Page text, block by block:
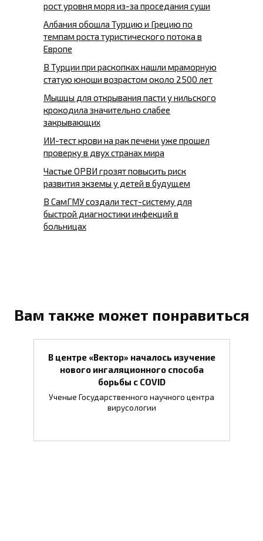
рост уровня моря из-за проседания суши
Албания обошла Турцию и Грецию по
темпам роста туристического потока в
Европе
В Турции при раскопках нашли мраморную
статую юноши возрастом около 2500 лет
Мышцы для открывания пасти у нильского
крокодила значительно слабее
закрывающих
ИИ-тест крови на рак печени уже прошел
проверку в двух странах мира
Частые ОРВИ грозят повысить риск
развития экземы у детей в будущем
В СамГМУ создали тест-систему для
быстрой диагностики инфекций в
больницах
Вам также может понравиться
В центре «Вектор» началось изучение
нового ингаляционного способа
борьбы с COVID
Ученые Государственного научного центра
вирусологии